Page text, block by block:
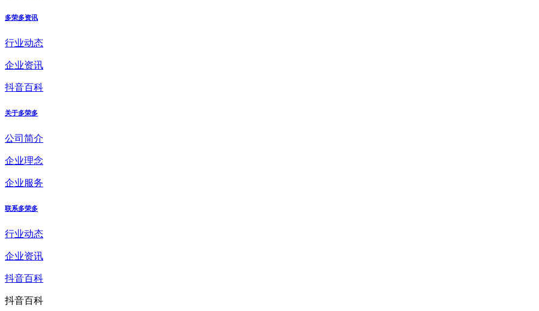
多荣多资讯
行业动态
企业资讯
抖音百科
关于多荣多
公司简介
企业理念
企业服务
联系多荣多
行业动态
企业资讯
抖音百科
抖音百科